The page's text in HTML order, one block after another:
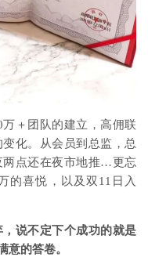
＋团队的建立，高佣联
化。从会员到总监，总
两点还在夜市地推…更忘
的喜悦，以及双11日入
说不定下个成功的就是
意的答卷。